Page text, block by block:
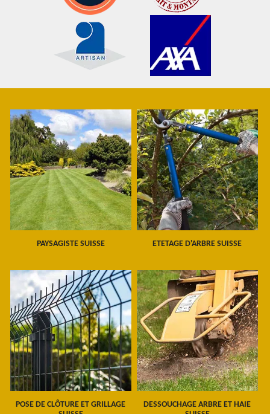
PAYSAGISTE SUISSE ETETAGE D'ARBRE SUISSE
POSE DE CLÔTURE ET GRILLAGE
DESSOUCHAGE ARBRE ET HAIE